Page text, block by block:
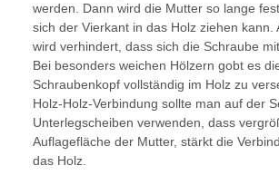
werden. Dann wird die Mutter so lange
sich der Vierkant in das Holz ziehen kann.
wird verhindert, dass sich die Schraube
Bei besonders weichen Hölzern gobt es
Schraubenkopf vollständig im Holz zu
Holz-Holz-Verbindung sollte man auf der
Unterlegscheiben verwenden, dass
Auflagefläche der Mutter, stärkt die
das Holz.